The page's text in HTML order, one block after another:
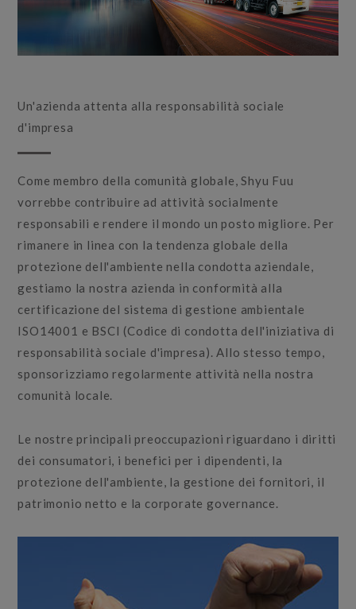
Un'azienda attenta alla responsabilità sociale
d'impresa
Come membro della comunità globale, Shyu Fuu
vorrebbe contribuire ad attività socialmente
responsabili e rendere il mondo un posto migliore. Per
rimanere in linea con la tendenza globale della
protezione dell'ambiente nella condotta aziendale,
gestiamo la nostra azienda in conformità alla
certificazione del sistema di gestione ambientale
ISO14001 e BSCI (Codice di condotta dell'iniziativa di
responsabilità sociale d'impresa). Allo stesso tempo,
sponsorizziamo regolarmente attività nella nostra
comunità locale.
Le nostre principali preoccupazioni riguardano i diritti
dei consumatori, i benefici per i dipendenti, la
protezione dell'ambiente, la gestione dei fornitori, il
patrimonio netto e la corporate governance.